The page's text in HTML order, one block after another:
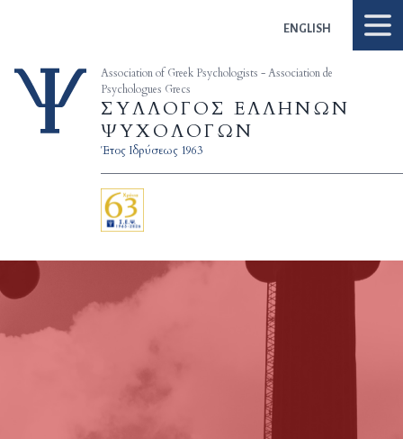
ENGLISH
Association of Greek Psychologists - Association de
Psychologues Grecs
ΣΥΛΛΟΓΟΣ ΕΛΛΗΝΩΝ
ΨΥΧΟΛΟΓΩΝ
Έτος Ιδρύσεως 1963